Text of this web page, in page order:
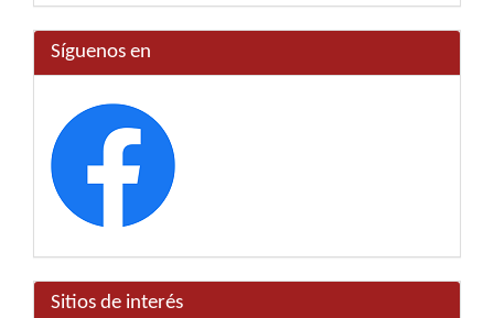
Síguenos en
Sitios de interés